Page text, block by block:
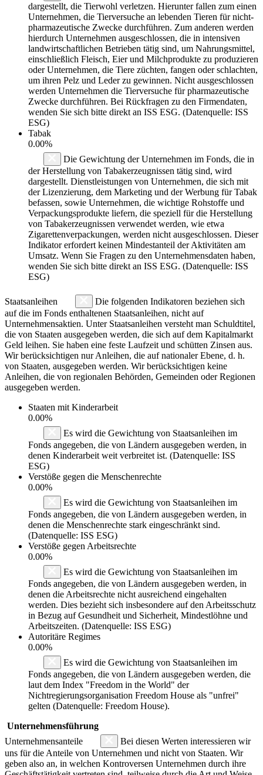
dargestellt, die Tierwohl verletzen. Hierunter fallen zum einen
Unternehmen, die Tierversuche an lebenden Tieren für nicht-
pharmazeutische Zwecke durchführen. Zum anderen werden
hierdurch Unternehmen ausgeschlossen, die in intensiven
landwirtschaftlichen Betrieben tätig sind, um Nahrungsmittel,
einschließlich Fleisch, Eier und Milchprodukte zu produzieren
oder Unternehmen, die Tiere züchten, fangen oder schlachten,
um ihren Pelz und Leder zu gewinnen. Nicht ausgeschlossen
werden Unternehmen die Tierversuche für pharmazeutische
Zwecke durchführen. Bei Rückfragen zu den Firmendaten,
wenden Sie sich bitte direkt an ISS ESG. (Datenquelle: ISS
ESG)
Tabak
0.00%
Die Gewichtung der Unternehmen im Fonds, die in
der Herstellung von Tabakerzeugnissen tätig sind, wird
dargestellt. Dienstleistungen von Unternehmen, die sich mit
der Lizenzierung, dem Marketing und der Werbung für Tabak
befassen, sowie Unternehmen, die wichtige Rohstoffe und
Verpackungsprodukte liefern, die speziell für die Herstellung
von Tabakerzeugnissen verwendet werden, wie etwa
Zigarettenverpackungen, werden nicht ausgeschlossen. Dieser
Indikator erfordert keinen Mindestanteil der Aktivitäten am
Umsatz. Wenn Sie Fragen zu den Unternehmensdaten haben,
wenden Sie sich bitte direkt an ISS ESG. (Datenquelle: ISS
ESG)
Staatsanleihen
Die folgenden Indikatoren beziehen sich
auf die im Fonds enthaltenen Staatsanleihen, nicht auf
Unternehmensaktien. Unter Staatsanleihen versteht man Schuldtitel,
die von Staaten ausgegeben werden, die sich auf dem Kapitalmarkt
Geld leihen. Sie haben eine feste Laufzeit und schütten Zinsen aus.
Wir berücksichtigen nur Anleihen, die auf nationaler Ebene, d. h.
von Staaten, ausgegeben werden. Wir berücksichtigen keine
Anleihen, die von regionalen Behörden, Gemeinden oder Regionen
ausgegeben werden.
Staaten mit Kinderarbeit
0.00%
Es wird die Gewichtung von Staatsanleihen im
Fonds angegeben, die von Ländern ausgegeben werden, in
denen Kinderarbeit weit verbreitet ist. (Datenquelle: ISS
ESG)
Verstöße gegen die Menschenrechte
0.00%
Es wird die Gewichtung von Staatsanleihen im
Fonds angegeben, die von Ländern ausgegeben werden, in
denen die Menschenrechte stark eingeschränkt sind.
(Datenquelle: ISS ESG)
Verstöße gegen Arbeitsrechte
0.00%
Es wird die Gewichtung von Staatsanleihen im
Fonds angegeben, die von Ländern ausgegeben werden, in
denen die Arbeitsrechte nicht ausreichend eingehalten
werden. Dies bezieht sich insbesondere auf den Arbeitsschutz
in Bezug auf Gesundheit und Sicherheit, Mindestlöhne und
Arbeitszeiten. (Datenquelle: ISS ESG)
Autoritäre Regimes
0.00%
Es wird die Gewichtung von Staatsanleihen im
Fonds angegeben, die von Ländern ausgegeben werden, die
laut dem Index "Freedom in the World" der
Nichtregierungsorganisation Freedom House als "unfrei"
gelten (Datenquelle: Freedom House).
Unternehmensführung
Unternehmensanteile
Bei diesen Werten interessieren wir
uns für die Anteile von Unternehmen und nicht von Staaten. Wir
geben also an, in welchen Kontroversen Unternehmen durch ihre